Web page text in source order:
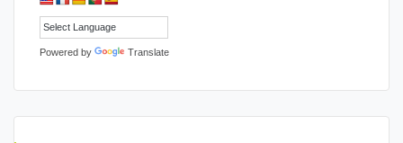
Powered by Translate